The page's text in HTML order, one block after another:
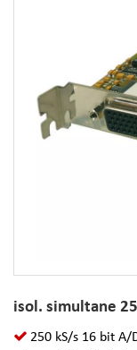
isol. simultane
250 kS/s 16 bit A/